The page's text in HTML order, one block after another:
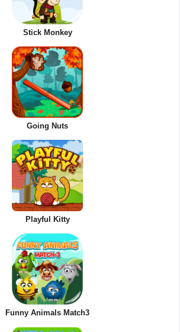
Stick Monkey
Going Nuts
Playful Kitty
Funny Animals Match3